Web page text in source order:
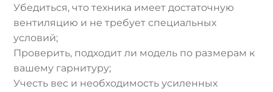
Убедиться, что техника имеет достаточную
вентиляцию и не требует специальных
условий;
Проверить, подходит ли модель по размерам к
вашему гарнитуру;
Учесть вес и необходимость усиленных